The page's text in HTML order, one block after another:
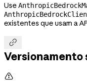
Use
existentes que usam a

Versionamento
